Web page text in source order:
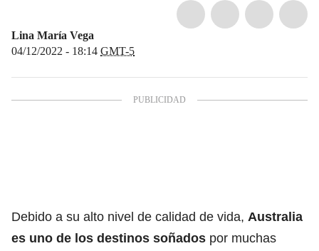
Lina María Vega
04/12/2022 - 18:14 GMT-5
Debido a su alto nivel de calidad de vida, Australia
es uno de los destinos soñados por muchas